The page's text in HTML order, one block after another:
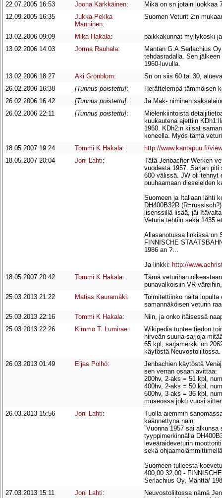
22.07.2005 16:53
Joona Kärkkäinen:
Mikä on sn jotain luokkaa
12.09.2005 16:35
Jukka-Pekka
Manninen:
Suomen Veturit 2:n
13.02.2006 09:09 Mika Hakala:
paikkakunnat myllykoski
13.02.2006 14:03
Jorma Rauhala:
Mäntän G.A.Serlachius
tehdasradalla. Sen
1960-luvulla.
13.02.2006 18:27
Aki Grönblom:
Sn on siis 60 tai 30,
26.02.2006 16:38
[Tunnus poistettu]:
Herättelempä tämmöisen
26.02.2006 16:42
[Tunnus poistettu]:
Ja Mak- niminen
26.02.2006 22:11
[Tunnus poistettu]:
Mielenkiintoista
kuukautena ajettiin
1960. KDh2:n kilsat
koneella. Myös tämä
18.05.2007 19:24
Tommi K Hakala:
http://www.kantapuu.fi/
18.05.2007 20:04
Joni Lahti:
Tätä Jenbacher Werken
vuodesta 1957. Sarjan
600 välissä. JW oli tehnyt
puuhaamaan dieseleiden
Suomeen ja Italiaan lähti
DH400B32R
lisenssillä lisää, jäi
Veturia tehtiin sekä 1435
Allasanotussa linkissä on
FINNISCHE
1986 an ?...
Ja linkki: http://
18.05.2007 20:42
Tommi K Hakala:
Tämä veturihan
punavalkoisiin VR-
25.03.2013 21:22
Matias Kauramäki:
Toimitettiinko näitä
samannäköisen veturin
25.03.2013 22:16
Tommi K Hakala:
Niin, ja onko itäisessä
25.03.2013 22:26
Kimmo T. Lumirae:
Wikipedia tuntee tiedon
hirveän suuria sarjoja
65 kpl, sarjamerkki on
käytöstä
26.03.2013 01:49
Eljas Pölhö:
Jenbachien käytöstä
sen verran osaan avittaa:
200hv, 2-aks = 51 kpl,
400hv, 2-aks = 50 kpl,
600hv, 3-aks = 36 kpl,
museossa joku vuosi
26.03.2013 15:56
Joni Lahti:
Tuolla aiemmin
käännettynä näin:
”Vuonna 1957 sai
tyyppimerkinnällä
leveäraideveturin
sekä
Suomeen tulleesta
400,00 32,00 -
Serlachius Oy, Mänttä/
27.03.2013 15:11
Joni Lahti:
Neuvostoliitossa nämä